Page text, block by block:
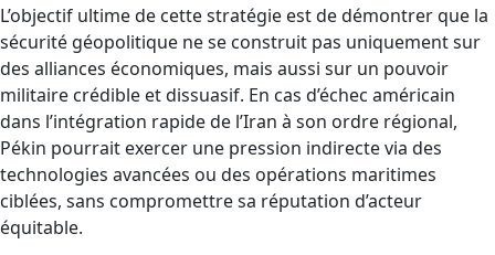
L’objectif ultime de cette stratégie est de démontrer que la
sécurité géopolitique ne se construit pas uniquement sur
des alliances économiques, mais aussi sur un pouvoir
militaire crédible et dissuasif. En cas d’échec américain
dans l’intégration rapide de l’Iran à son ordre régional,
Pékin pourrait exercer une pression indirecte via des
technologies avancées ou des opérations maritimes
ciblées, sans compromettre sa réputation d’acteur
équitable.